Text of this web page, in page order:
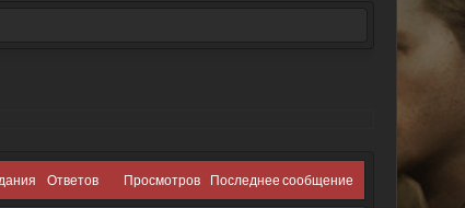
Ответов Просмотров Последнее сообщение